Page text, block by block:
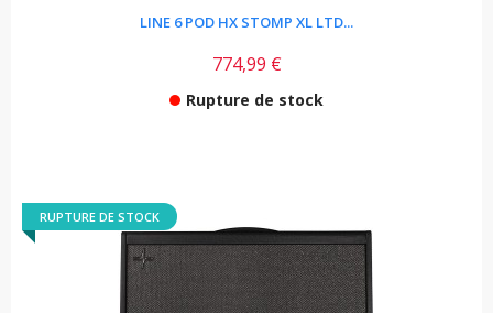
LINE 6 POD HX STOMP XL LTD...
774,99 €
Rupture de stock
RUPTURE DE STOCK